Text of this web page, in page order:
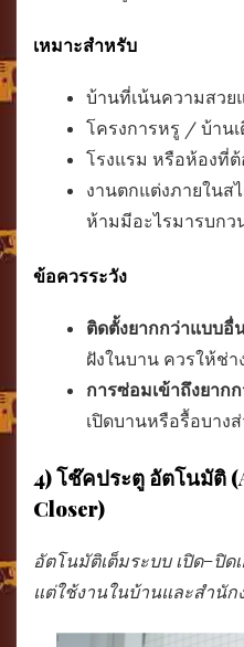
เหมาะสำหรับ
บ้านที่เน้นความสวย
โครงการหรู / บ้านเ
โรงแรม หรือห้องที่ต้
งานตกแต่งภายในส
ห้ามมีอะไรมารบกว
ข้อควรระวัง
ติดตั้งยากกว่าแบบอื่
ฝังในบาน ควรให้ช่
การซ่อมเข้าถึงยาก
เปิดบานหรือรื้อบาง
4) โช๊คประตู อัตโนมัติ
Closer)
อัตโนมัติเต็มระบบ เปิด–ปิด
แต่ใช้งานในบ้านและสำนัก